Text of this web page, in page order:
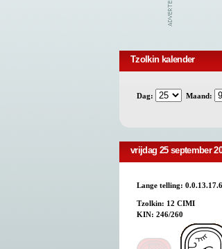
Tzolkin kalender
Dag: Maand:
vrijdag 25 september
Lange telling: 0.0.13.17.6
Tzolkin: 12 CIMI
KIN: 246/260